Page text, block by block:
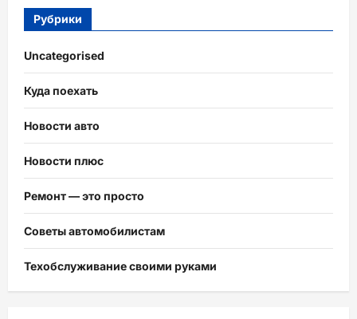
Рубрики
Uncategorised
Куда поехать
Новости авто
Новости плюс
Ремонт — это просто
Советы автомобилистам
Техобслуживание своими руками